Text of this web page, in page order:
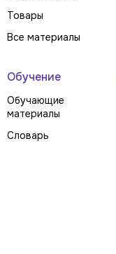
Товары
Все материалы
Обучение
Обучающие
материалы
Словарь